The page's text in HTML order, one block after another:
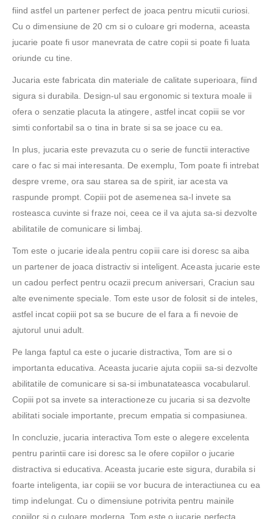
fiind astfel un partener perfect de joaca pentru micutii curiosi.
Cu o dimensiune de 20 cm si o culoare gri moderna, aceasta
jucarie poate fi usor manevrata de catre copii si poate fi luata
oriunde cu tine.
Jucaria este fabricata din materiale de calitate superioara, fiind
sigura si durabila. Design-ul sau ergonomic si textura moale ii
ofera o senzatie placuta la atingere, astfel incat copiii se vor
simti confortabil sa o tina in brate si sa se joace cu ea.
In plus, jucaria este prevazuta cu o serie de functii interactive
care o fac si mai interesanta. De exemplu, Tom poate fi intrebat
despre vreme, ora sau starea sa de spirit, iar acesta va
raspunde prompt. Copiii pot de asemenea sa-l invete sa
rosteasca cuvinte si fraze noi, ceea ce il va ajuta sa-si dezvolte
abilitatile de comunicare si limbaj.
Tom este o jucarie ideala pentru copiii care isi doresc sa aiba
un partener de joaca distractiv si inteligent. Aceasta jucarie este
un cadou perfect pentru ocazii precum aniversari, Craciun sau
alte evenimente speciale. Tom este usor de folosit si de inteles,
astfel incat copiii pot sa se bucure de el fara a fi nevoie de
ajutorul unui adult.
Pe langa faptul ca este o jucarie distractiva, Tom are si o
importanta educativa. Aceasta jucarie ajuta copiii sa-si dezvolte
abilitatile de comunicare si sa-si imbunatateasca vocabularul.
Copiii pot sa invete sa interactioneze cu jucaria si sa dezvolte
abilitati sociale importante, precum empatia si compasiunea.
In concluzie, jucaria interactiva Tom este o alegere excelenta
pentru parintii care isi doresc sa le ofere copiilor o jucarie
distractiva si educativa. Aceasta jucarie este sigura, durabila si
foarte inteligenta, iar copiii se vor bucura de interactiunea cu ea
timp indelungat. Cu o dimensiune potrivita pentru mainile
copiilor si o culoare moderna, Tom este o jucarie perfecta